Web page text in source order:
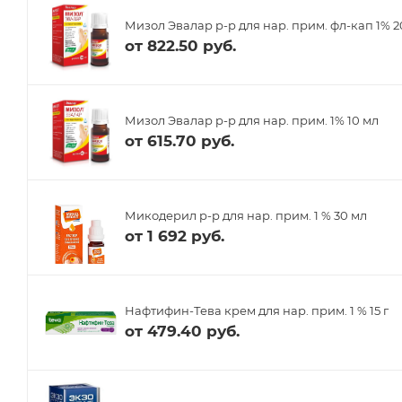
Мизол Эвалар р-р для нар. прим. фл-кап 1%
от 822.50 руб.
Мизол Эвалар р-р для нар. прим. 1% 10 мл
от 615.70 руб.
Микодерил р-р для нар. прим. 1 % 30 мл
от 1 692 руб.
Нафтифин-Тева крем для нар. прим. 1 % 15 г
от 479.40 руб.